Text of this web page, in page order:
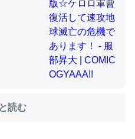
8を設定中でした。Prime
きる。一生で親と会える残
効果があるはず……
読む